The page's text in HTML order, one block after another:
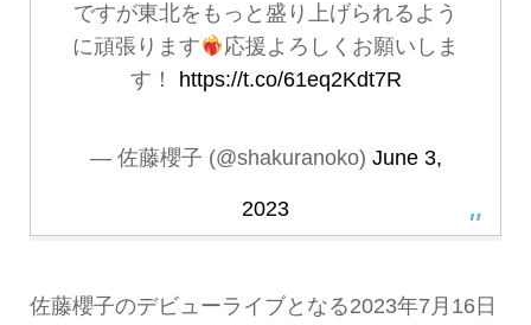
ですが東北をもっと盛り上げられるよう
に頑張ります
応援よろしくお願いしま
す！
https://t.co/61eq2Kdt7R
— 佐藤櫻子 (@shakuranoko) June 3,
2023
佐藤櫻子のデビューライブとなる2023年7月16日